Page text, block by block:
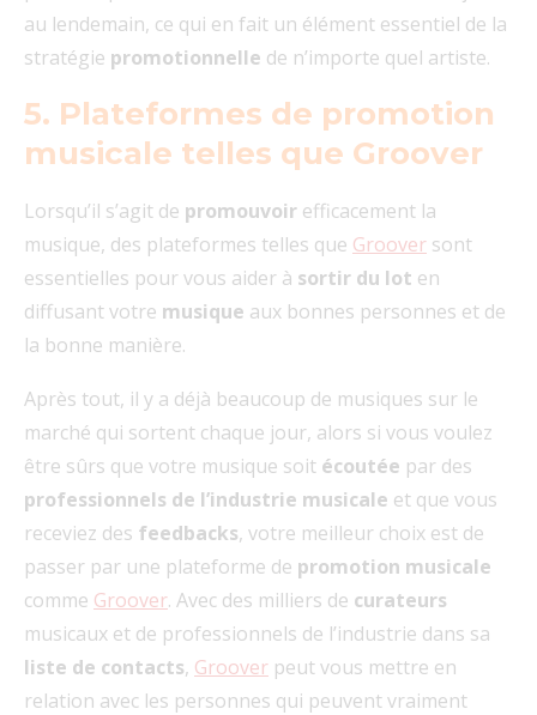
au lendemain, ce qui en fait un élément essentiel de la
stratégie promotionnelle de n’importe quel artiste.
5. Plateformes de promotion
musicale telles que Groover
Lorsqu’il s’agit de promouvoir efficacement la
musique, des plateformes telles que Groover sont
essentielles pour vous aider à sortir du lot en
diffusant votre musique aux bonnes personnes et de
la bonne manière.
Après tout, il y a déjà beaucoup de musiques sur le
marché qui sortent chaque jour, alors si vous voulez
être sûrs que votre musique soit écoutée par des
professionnels de l’industrie musicale et que vous
receviez des feedbacks, votre meilleur choix est de
passer par une plateforme de promotion musicale
comme Groover. Avec des milliers de curateurs
musicaux et de professionnels de l’industrie dans sa
liste de contacts, Groover peut vous mettre en
relation avec les personnes qui peuvent vraiment